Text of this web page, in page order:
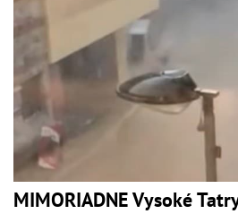
MIMORIADNE Vysoké